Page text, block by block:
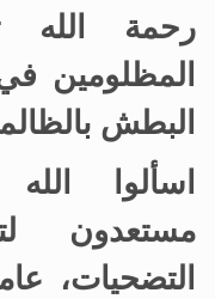
رحمة الله
المظلومين
البطش
اسألوا
مستعدون
التضحيات،